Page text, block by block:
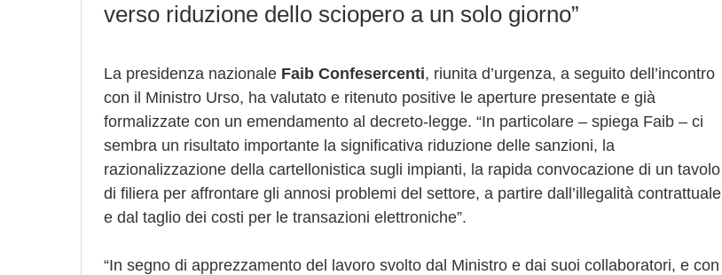
verso riduzione dello sciopero a un solo giorno”
La presidenza nazionale Faib Confesercenti, riunita d’urgenza, a seguito dell’incontro
con il Ministro Urso, ha valutato e ritenuto positive le aperture presentate e già
formalizzate con un emendamento al decreto-legge. “In particolare – spiega Faib – ci
sembra un risultato importante la significativa riduzione delle sanzioni, la
razionalizzazione della cartellonistica sugli impianti, la rapida convocazione di un tavolo
di filiera per affrontare gli annosi problemi del settore, a partire dall’illegalità contrattuale
e dal taglio dei costi per le transazioni elettroniche”.
“In segno di apprezzamento del lavoro svolto dal Ministro e dai suoi collaboratori, e con